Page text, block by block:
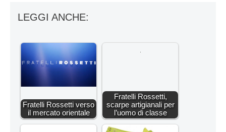
LEGGI ANCHE:
Fratelli Rossetti verso
il mercato orientale
Fratelli Rossetti,
scarpe artigianali per
l’uomo di classe